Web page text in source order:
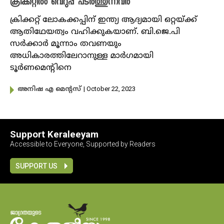
ക്രിക്കറ്റ് ലോകക്കപ്പിന് ഇന്ത്യ ആദ്യമായി ഒറ്റയ്ക്ക്
ആതിഥേയത്വം വഹിക്കുകയാണ്. ബി.ജെ.പി
സർക്കാർ മൂന്നാം തവണയും
അധികാരത്തിലേറാനുള്ള മാർഗമായി
ടൂർണമെന്റിനെ
അനിഷ എ മെന്റസ് | October 22, 2023
Support Keraleeyam
Accessible to Everyone, Supported by Readers
SUPPORT US